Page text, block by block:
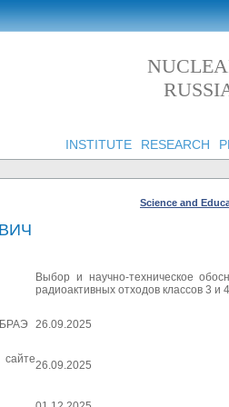
INSTITUTE RESEARCH
Science and
Выбор и научно-техническое
радиоактивных отходов классов 3 и 4
26.09.2025
26.09.2025